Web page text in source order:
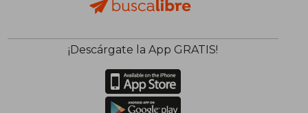
¡Descárgate la App GRATIS!